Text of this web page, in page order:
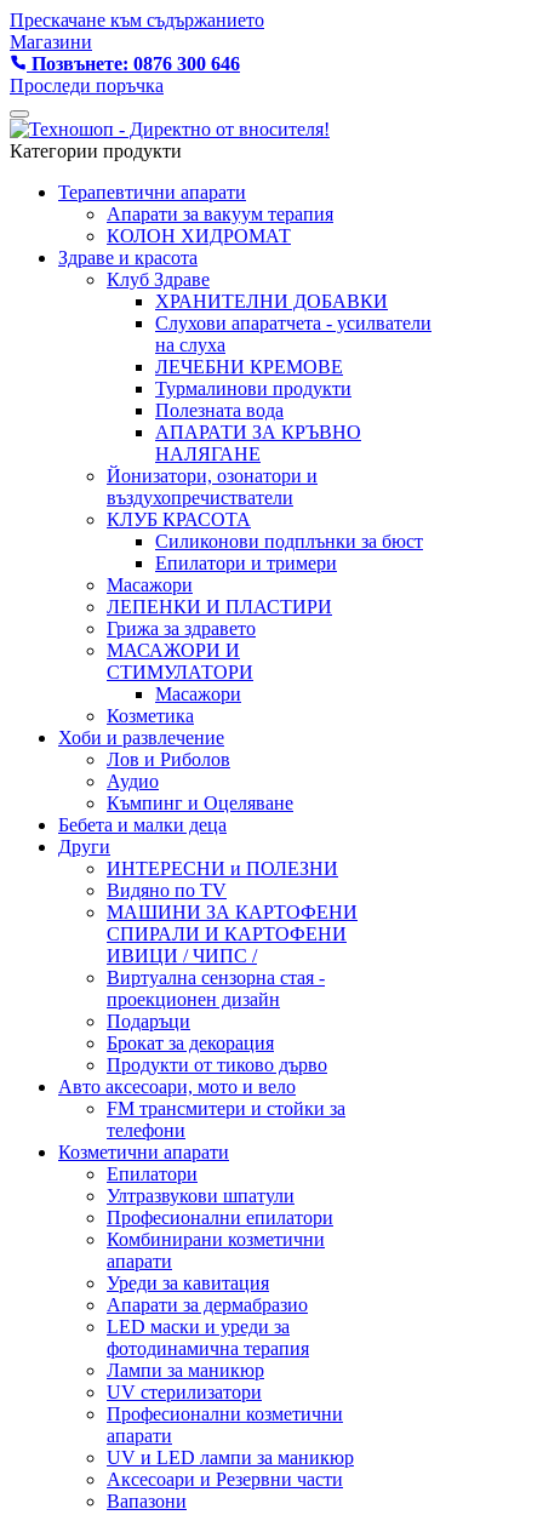
Прескачане към съдържанието
Магазини
Позвънете: 0876 300 646
Проследи поръчка
Категории продукти
Терапевтични апарати
Апарати за вакуум терапия
КОЛОН ХИДРОМАТ
Здраве и красота
Клуб Здраве
ХРАНИТЕЛНИ ДОБАВКИ
Слухови апаратчета - усилватели
на слуха
ЛЕЧЕБНИ КРЕМОВЕ
Турмалинови продукти
Полезната вода
АПАРАТИ ЗА КРЪВНО
НАЛЯГАНЕ
Йонизатори, озонатори и
въздухопречистватели
КЛУБ КРАСОТА
Силиконови подплънки за бюст
Епилатори и тримери
Масажори
ЛЕПЕНКИ И ПЛАСТИРИ
Грижа за здравето
МАСАЖОРИ И
СТИМУЛАТОРИ
Масажори
Козметика
Хоби и развлечение
Лов и Риболов
Аудио
Къмпинг и Оцеляване
Бебета и малки деца
Други
ИНТЕРЕСНИ и ПОЛЕЗНИ
Видяно по TV
МАШИНИ ЗА КАРТОФЕНИ
СПИРАЛИ И КАРТОФЕНИ
ИВИЦИ / ЧИПС /
Виртуална сензорна стая -
проекционен дизайн
Подаръци
Брокат за декорация
Продукти от тиково дърво
Авто аксесоари, мото и вело
FM трансмитери и стойки за
телефони
Козметични апарати
Епилатори
Ултразвукови шпатули
Професионални епилатори
Комбинирани козметични
апарати
Уреди за кавитация
Апарати за дермабразио
LED маски и уреди за
фотодинамична терапия
Лампи за маникюр
UV стерилизатори
Професионални козметични
апарати
UV и LED лампи за маникюр
Аксесоари и Резервни части
Вапазони